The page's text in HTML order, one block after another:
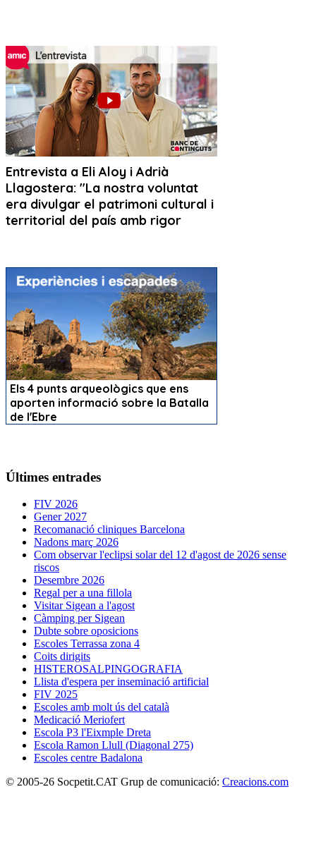
Últimes entrades
FIV 2026
Gener 2027
Recomanació cliniques Barcelona
Nadons març 2026
Com observar l'eclipsi solar del 12 d'agost de 2026 sense
riscos
Desembre 2026
Regal per a una fillola
Visitar Sigean a l'agost
Càmping per Sigean
Dubte sobre oposicions
Escoles Terrassa zona 4
Coits dirigits
HISTEROSALPINGOGRAFIA
Llista d'espera per inseminació artificial
FIV 2025
Escoles amb molt ús del català
Medicació Meriofert
Escola P3 l'Eixmple Dreta
Escola Ramon Llull (Diagonal 275)
Escoles centre Badalona
© 2005-26 Socpetit.CAT Grup de comunicació: Creacions.com